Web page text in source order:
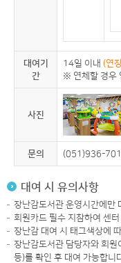
대여기
간
14일 이내 (연
※ 연체할 경우
사진
문의 (051)936-
대여 시 유의사항
장난감도서관 운영시간에만
회원카드 필수 지참하여 센
장난감 대여 시 태그색상에
장난감도서관 담당자와 회
등)를 확인 후 대여 가능합니